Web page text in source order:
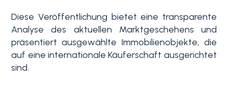
Diese Veröffentlichung bietet eine transparente
Analyse des aktuellen Marktgeschehens und
präsentiert ausgewählte Immobilienobjekte, die
auf eine internationale Käuferschaft ausgerichtet
sind.
Schlafzimmer
min.